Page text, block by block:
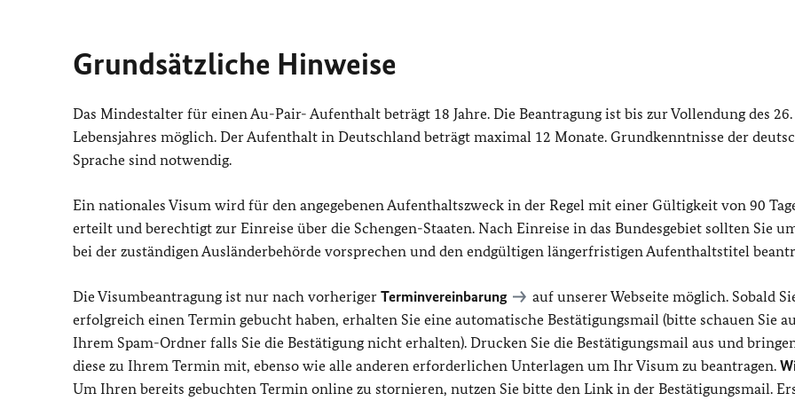
Grundsätzliche Hinweise
Das Mindestalter für einen Au-Pair- Aufenthalt beträgt 18 Jahre. Die Beantragung ist bis zur Vollendung des 26.
Lebensjahres möglich. Der Aufenthalt in Deutschland beträgt maximal 12 Monate. Grundkenntnisse der
Sprache sind notwendig.
Ein nationales Visum wird für den angegebenen Aufenthaltszweck in der Regel mit einer Gültigkeit von 90
erteilt und berechtigt zur Einreise über die Schengen-Staaten. Nach Einreise in das Bundesgebiet sollten Sie
bei der zuständigen Ausländerbehörde vorsprechen und den endgültigen längerfristigen Aufenthaltstitel
Die Visumbeantragung ist nur nach vorheriger Terminvereinbarung
auf unserer Webseite möglich. Sobald
erfolgreich einen Termin gebucht haben, erhalten Sie eine automatische Bestätigungsmail (bitte schauen Sie
Ihrem Spam-Ordner falls Sie die Bestätigung nicht erhalten). Drucken Sie die Bestätigungsmail aus und
diese zu Ihrem Termin mit, ebenso wie alle anderen erforderlichen Unterlagen um Ihr Visum zu beantragen.
Um Ihren bereits gebuchten Termin online zu stornieren, nutzen Sie bitte den Link in der Bestätigungsmail.